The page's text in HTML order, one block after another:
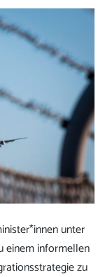
unter
einem informellen
zu